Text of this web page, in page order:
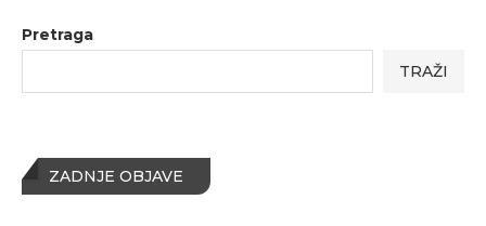
Pretraga
TRAŽI
ZADNJE OBJAVE